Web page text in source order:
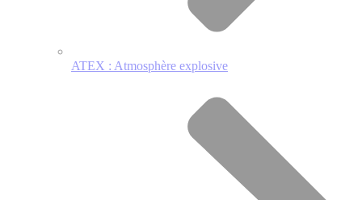
ATEX : Atmosphère explosive